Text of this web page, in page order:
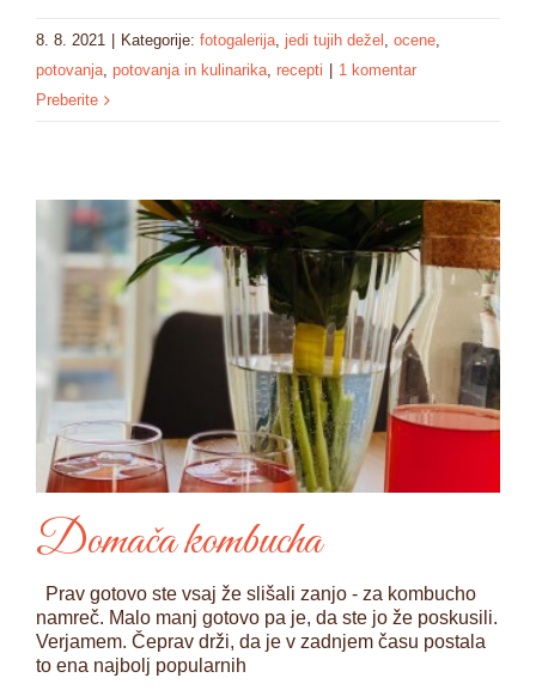
8. 8. 2021 Kategorije: fotogalerija, jedi tujih dežel , ocene,
potovanja, potovanja in kulinarika, recepti
1 komentar
Preberite
Domača kombucha
Prav gotovo ste vsaj že slišali zanjo - za kombucho
namreč. Malo manj gotovo pa je, da ste jo že poskusili.
Verjamem. Čeprav drži, da je v zadnjem času postala
to ena najbolj popularnih